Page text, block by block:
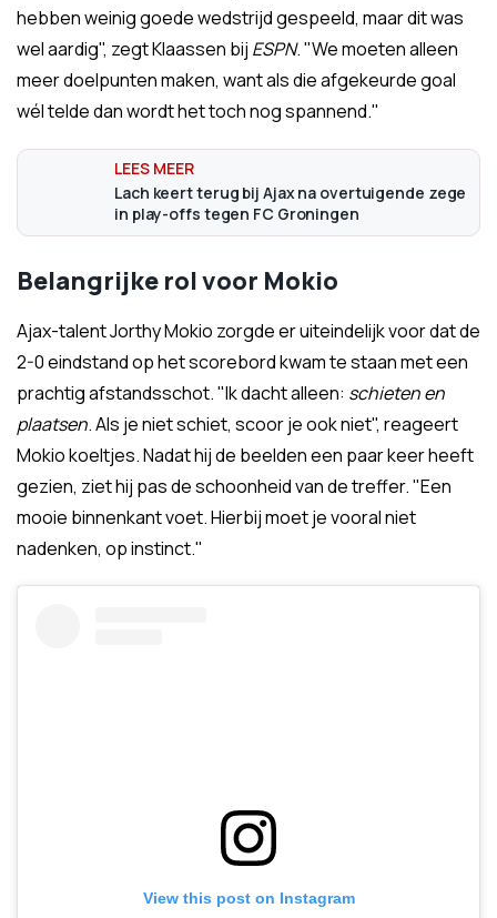
hebben weinig goede wedstrijd gespeeld, maar dit was
wel aardig", zegt Klaassen bij ESPN. "We moeten alleen
meer doelpunten maken, want als die afgekeurde goal
wél telde dan wordt het toch nog spannend."
Lach keert terug bij Ajax na overtuigende zege
in play-offs tegen FC Groningen
Belangrijke rol voor Mokio
Ajax-talent Jorthy Mokio zorgde er uiteindelijk voor dat de
2-0 eindstand op het scorebord kwam te staan met een
prachtig afstandsschot. "Ik dacht alleen: schieten en
plaatsen. Als je niet schiet, scoor je ook niet", reageert
Mokio koeltjes. Nadat hij de beelden een paar keer heeft
gezien, ziet hij pas de schoonheid van de treffer. "Een
mooie binnenkant voet. Hierbij moet je vooral niet
nadenken, op instinct."
View this post on Instagram